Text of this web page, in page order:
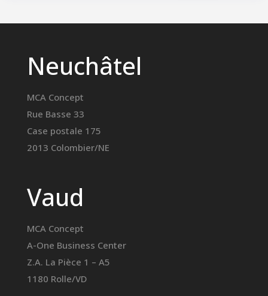
Neuchâtel
MCA Concept
Rue Basse 33
Case postale 175
2013 Colombier/NE
Vaud
MCA Concept
A-One Business Center
Z.A. La Pièce 1 – A5
1180 Rolle/VD